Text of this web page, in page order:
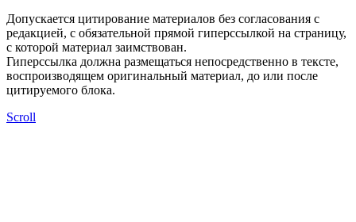
Допускается цитирование материалов без согласования с
редакцией, с обязательной прямой гиперссылкой на страницу,
с которой материал заимствован.
Гиперссылка должна размещаться непосредственно в тексте,
воспроизводящем оригинальный материал, до или после
цитируемого блока.
Scroll